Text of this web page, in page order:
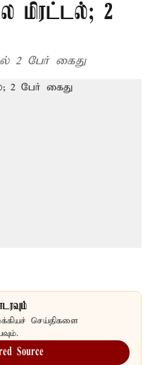
மிரட்டல்; 2
2 பேர் கைது
செய்திகளை
Source